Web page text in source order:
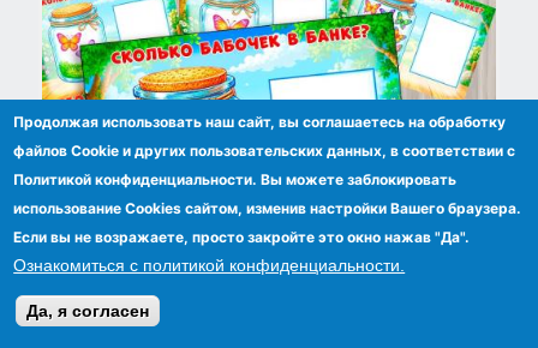
Продолжая использовать наш сайт, вы соглашаетесь на обработку
файлов Сookie и других пользовательских данных, в соответствии с
Политикой конфиденциальности. Вы можете заблокировать
использование Cookies сайтом, изменив настройки Вашего браузера.
Если вы не возражаете, просто закройте это окно нажав "Да".
Ознакомиться с политикой конфиденциальности.
Да, я согласен